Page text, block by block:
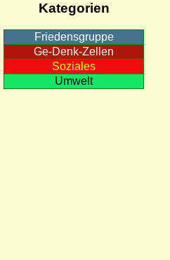
Kategorien
Friedensgruppe
Ge-Denk-Zellen
Soziales
Umwelt